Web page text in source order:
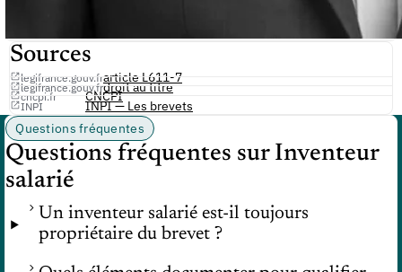
Sources
legifrance.gouv.frarticle L611-7
legifrance.gouv.frdroit au titre
cncpi.fr CNCPI
INPI
INPI — Les brevets
Questions fréquentes
Questions fréquentes sur Inventeur
salarié
Un inventeur salarié est-il toujours
propriétaire du brevet ?